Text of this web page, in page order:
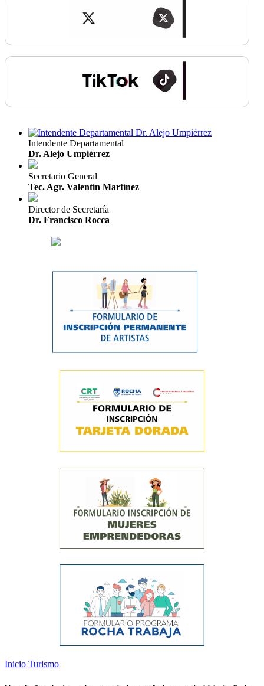
Intendente Departamental
Dr. Alejo Umpiérrez
Secretario General
Tec. Agr. Valentín Martínez
Director de Secretaría
Dr. Francisco Rocca
Inicio Turismo